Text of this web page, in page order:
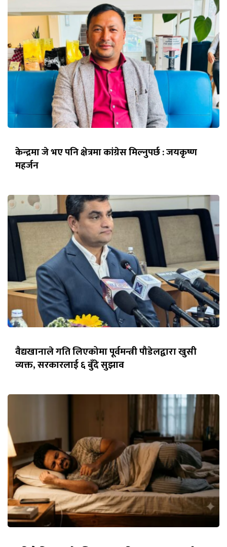
केन्द्रमा जे भए पनि क्षेत्रमा कांग्रेस मिल्नुपर्छ : जयकृष्ण
महर्जन
वैद्यखानाले गति लिएकोमा पूर्वमन्त्री पौडेलद्वारा खुसी
व्यक्त, सरकारलाई ६ बुँदे सुझाव